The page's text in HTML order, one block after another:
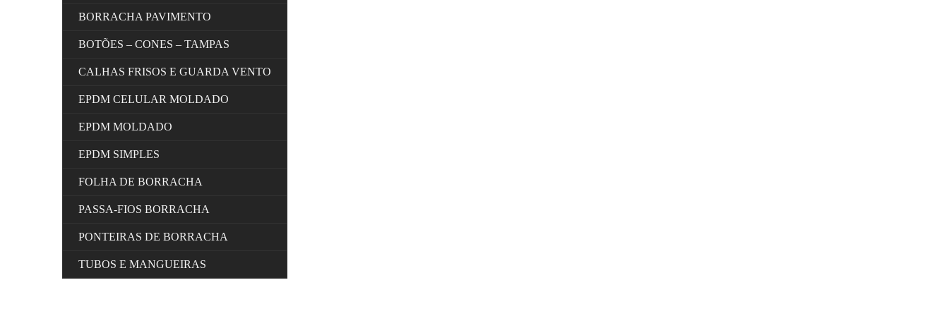
BORRACHA PAVIMENTO
BOTÕES – CONES – TAMPAS
CALHAS FRISOS E GUARDA VENTO
EPDM CELULAR MOLDADO
EPDM MOLDADO
EPDM SIMPLES
FOLHA DE BORRACHA
PASSA-FIOS BORRACHA
PONTEIRAS DE BORRACHA
TUBOS E MANGUEIRAS